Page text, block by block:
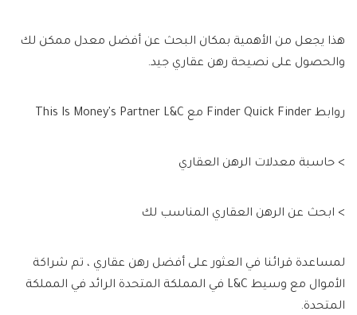
هذا يجعل من الأهمية بمكان البحث عن أفضل معدل ممكن لك
والحصول على نصيحة رهن عقاري جيد.
روابط Finder Quick Finder مع This Is Money's Partner L&C
> حاسبة معدلات الرهن العقاري
> ابحث عن الرهن العقاري المناسب لك
لمساعدة قرائنا في العثور على أفضل رهن عقاري ، تم شراكة
الأموال مع وسيط L&C في المملكة المتحدة الرائد في المملكة
المتحدة.